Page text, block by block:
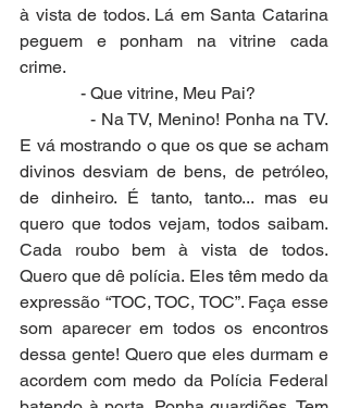
à vista de todos. Lá em Santa Catarina
peguem e ponham na vitrine cada
crime.
- Que vitrine, Meu Pai?
- Na TV, Menino! Ponha na TV.
E vá mostrando o que os que se acham
divinos desviam de bens, de petróleo,
de dinheiro. É tanto, tanto... mas eu
quero que todos vejam, todos saibam.
Cada roubo bem à vista de todos.
Quero que dê polícia. Eles têm medo da
expressão “TOC, TOC, TOC”. Faça esse
som aparecer em todos os encontros
dessa gente! Quero que eles durmam e
acordem com medo da Polícia Federal